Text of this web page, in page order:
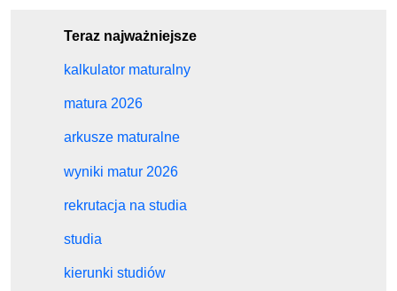
Teraz najważniejsze
kalkulator maturalny
matura 2026
arkusze maturalne
wyniki matur 2026
rekrutacja na studia
studia
kierunki studiów